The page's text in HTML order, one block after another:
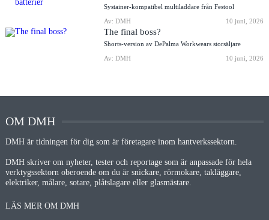
Systainer-kompatibel multiladdare från Festool
Av: DMH
10 juni, 2026
The final boss?
Shorts-version av DePalma Workwears storsäljare
Av: DMH
10 juni, 2026
OM DMH
DMH är tidningen för dig som är företagare inom hantverkssektorn.
DMH skriver om nyheter, tester och reportage som är anpassade för hela
verktygssektorn oberoende om du är snickare, rörmokare, takläggare,
elektriker, målare, sotare, plåtslagare eller glasmästare.
LÄS MER OM DMH